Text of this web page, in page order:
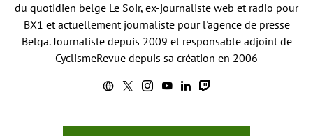
du quotidien belge Le Soir, ex-journaliste web et radio pour
BX1 et actuellement journaliste pour l'agence de presse
Belga. Journaliste depuis 2009 et responsable adjoint de
CyclismeRevue depuis sa création en 2006